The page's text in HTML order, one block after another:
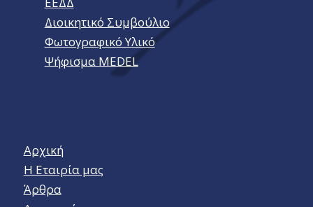
Διοικητικό Συμβούλιο
Φωτογραφικό Υλικό
Ψήφισμα MEDEL
Αρχική
Η Εταιρία μας
Άρθρα